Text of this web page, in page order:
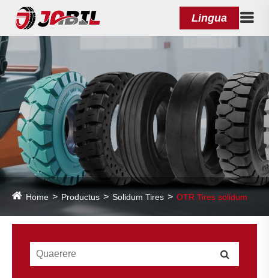
Lingua
Home Productus Solidum Tires OTR Tires solidum